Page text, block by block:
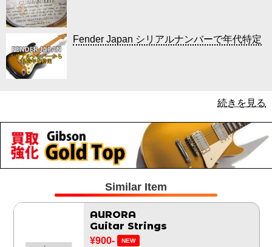
Fender Japan シリアルナンバーで年代特定
続きを見る
Similar Item
AURORA
Guitar Strings
¥900- NEW